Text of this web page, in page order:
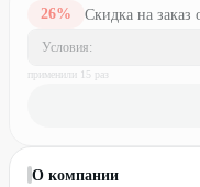
26% Скидка на заказ
Условия:
применили 15 раз
О компании